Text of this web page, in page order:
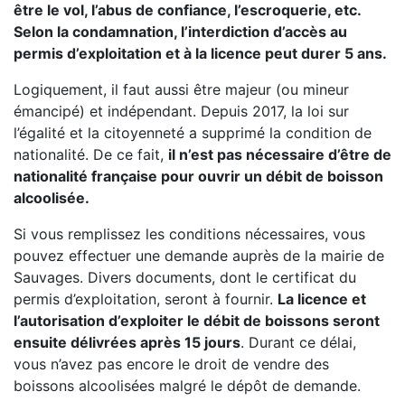
être le vol, l’abus de confiance, l’escroquerie, etc.
Selon la condamnation, l’interdiction d’accès au
permis d’exploitation et à la licence peut durer 5 ans.
Logiquement, il faut aussi être majeur (ou mineur
émancipé) et indépendant. Depuis 2017, la loi sur
l’égalité et la citoyenneté a supprimé la condition de
nationalité. De ce fait, il n’est pas nécessaire d’être de
nationalité française pour ouvrir un débit de boisson
alcoolisée.
Si vous remplissez les conditions nécessaires, vous
pouvez effectuer une demande auprès de la mairie de
Sauvages. Divers documents, dont le certificat du
permis d’exploitation, seront à fournir. La licence et
l’autorisation d’exploiter le débit de boissons seront
ensuite délivrées après 15 jours. Durant ce délai,
vous n’avez pas encore le droit de vendre des
boissons alcoolisées malgré le dépôt de demande.